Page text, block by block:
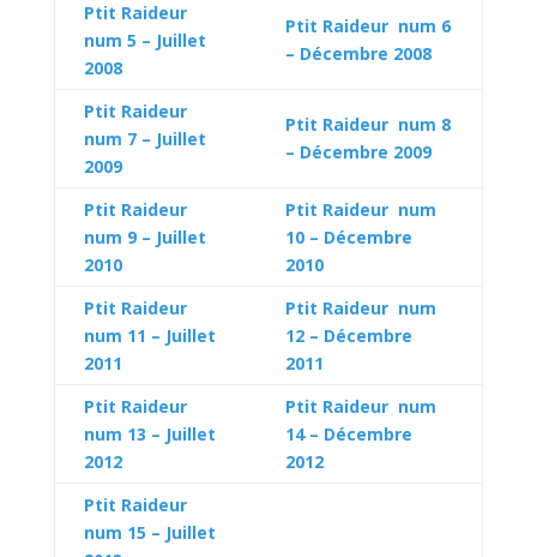
Ptit Raideur
num 5 – Juillet
2008
Ptit Raideur num 6
– Décembre 2008
Ptit Raideur
num 7 – Juillet
2009
Ptit Raideur num 8
– Décembre 2009
Ptit Raideur
num 9 – Juillet
2010
Ptit Raideur num
10 – Décembre
2010
Ptit Raideur
num 11 – Juillet
2011
Ptit Raideur num
12 – Décembre
2011
Ptit Raideur
num 13 – Juillet
2012
Ptit Raideur num
14 – Décembre
2012
Ptit Raideur
num 15 – Juillet